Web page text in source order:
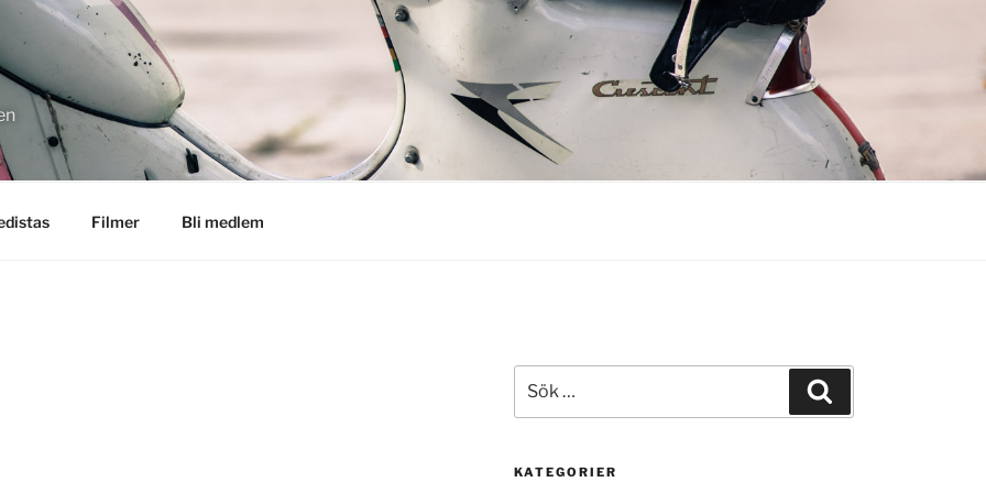
Filmer Bli medlem
efter:
KATEGORIER